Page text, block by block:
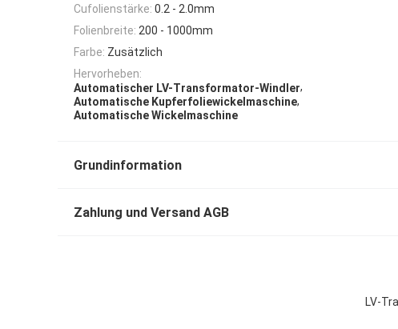
Cufolienstärke: 0.2 - 2.0mm
Folienbreite: 200 - 1000mm
Farbe: Zusätzlich
Hervorheben:
Automatischer LV-Transformator-Windler,
Automatische Kupferfoliewickelmaschine,
Automatische Wickelmaschine
Grundinformation
Zahlung und Versand AGB
LV-